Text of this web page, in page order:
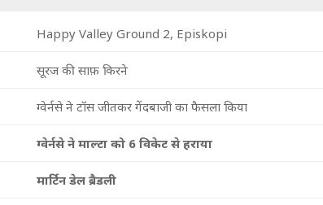
Happy Valley Ground 2, Episkopi
सूरज की साफ़ किरने
ग्वेर्नसे ने टॉस जीतकर गेंदबाजी का फैसला किया
ग्वेर्नसे ने माल्टा को 6 विकेट से हराया
मार्टिन डेल ब्रैडली